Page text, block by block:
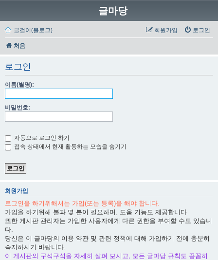
글마당
글걸이(블로그) 로그인
회원가입
처음
로그인
이름(별명):
비밀번호:
자동으로 로그인 하기
접속 상태에서 현재 활동하는 모습을 숨기기
회원가입
로그인을 하기위해서는 가입(또는 등록)을 해야 합니다.
가입을 하기위해 불과 몇 분이 필요하며, 도움 기능도 제공합니다.
또한 게시판 관리자는 가입한 사용자에게 다른 권한을 부여할 수도 있습니
다.
당신은 이 글마당의 이용 약관 및 관련 정책에 대해 가입하기 전에 충분히
숙지하시기 바랍니다.
이 게시판의 구석구석을 자세히 살펴 보시고, 모든 글마당 규칙도 꼼꼼히